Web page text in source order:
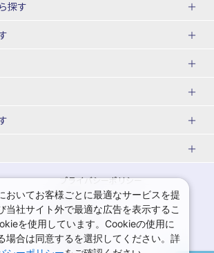
千葉県
栃木県
探す
神奈川県ホテル・旅館
千葉県ホテル・旅館
蔵王温泉(山形)
岩手旅行・ツアー
秋田旅行・ツアー
福島旅行・ツアー
®への旅
ユニバーサル・スタジオ・ジャパ
内版 女子旅 国内版
版
ゴールデンウィーク（GW）の国内
旅行
7月の国内旅行
9月の国内旅行
プライバシーポリシー
規約集
商標について
採用情報
おいてお客様ごとに最適なサービスを提
当社サイト外で最適な広告を表示するこ
を使用しています。Cookieの使用に
場合は同意するを選択してください。詳